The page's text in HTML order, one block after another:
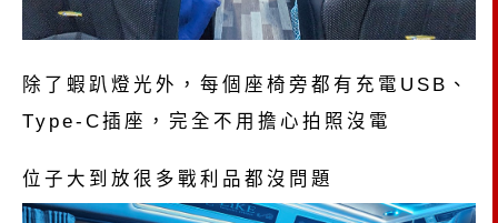
除了蝦趴燈光外，每個座椅旁都有充電USB、
Type-C插座，完全不用擔心拍照沒電
位子大到放很多戰利品都沒問題